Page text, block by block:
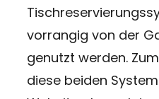
vorrangig von der
genutzt werden.
diese beiden